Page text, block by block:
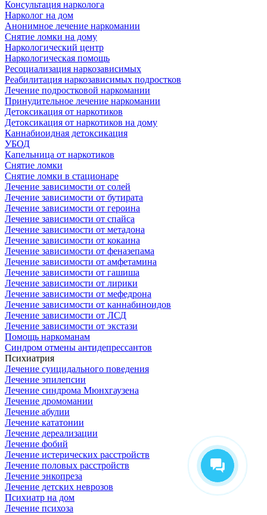
Консультация нарколога
Нарколог на дом
Анонимное лечение наркомании
Снятие ломки на дому
Наркологический центр
Наркологическая помощь
Ресоциализация наркозависимых
Реабилитация наркозависимых подростков
Лечение подростковой наркомании
Принудительное лечение наркомании
Детоксикация от наркотиков
Детоксикация от наркотиков на дому
Каннабиоидная детоксикация
УБОД
Капельница от наркотиков
Снятие ломки
Снятие ломки в стационаре
Лечение зависимости от солей
Лечение зависимости от бутирата
Лечение зависимости от героина
Лечение зависимости от спайса
Лечение зависимости от метадона
Лечение зависимости от кокаина
Лечение зависимости от феназепама
Лечение зависимости от амфетамина
Лечение зависимости от гашиша
Лечение зависимости от лирики
Лечение зависимости от мефедрона
Лечение зависимости от каннабиноидов
Лечение зависимости от ЛСД
Лечение зависимости от экстази
Помощь наркоманам
Синдром отмены антидепрессантов
Психиатрия
Лечение суицидального поведения
Лечение эпилепсии
Лечение синдрома Мюнхгаузена
Лечение дромомании
Лечение абулии
Лечение кататонии
Лечение дереализации
Лечение фобий
Лечение истерических расстройств
Лечение половых расстройств
Лечение энкопреза
Лечение детских неврозов
Психиатр на дом
Лечение психоза